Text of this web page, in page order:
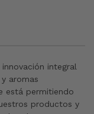
innovación integral
aromas
está permitiendo
productos y